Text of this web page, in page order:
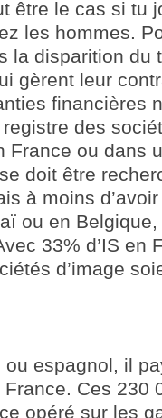
être le cas si tu
les hommes.
la disparition du
gèrent leur
financières
des
France ou dans
doit être
à moins
ou en
33% d’IS en
d’image
ou espagnol, il
France. Ces 230
opéré sur les